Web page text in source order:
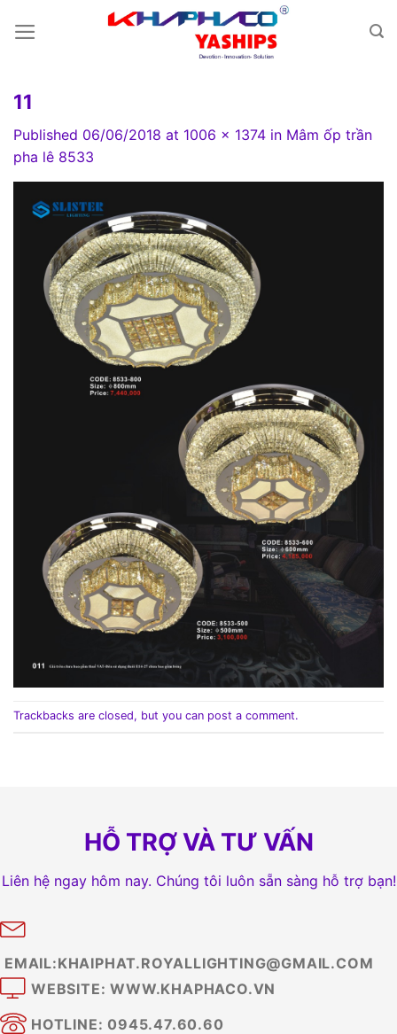
11
Published 06/06/2018 at 1006 × 1374 in Mâm ốp trần
pha lê 8533
Trackbacks are closed, but you can post a comment.
HỖ TRỢ VÀ TƯ VẤN
Liên hệ ngay hôm nay. Chúng tôi luôn sẵn sàng hỗ trợ bạn!
EMAIL:KHAIPHAT.ROYALLIGHTING@GMAIL.COM
WEBSITE: WWW.KHAPHACO.VN
HOTLINE: 0945.47.60.60